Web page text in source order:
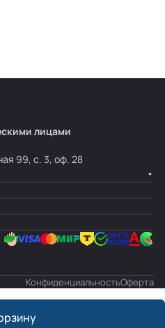
лицами
99, с. 3, оф. 28
КонфиденциальностьОферта